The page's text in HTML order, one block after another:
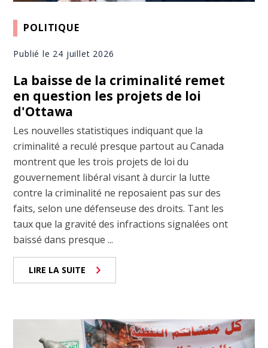
POLITIQUE
Publié le 24 juillet 2026
La baisse de la criminalité remet
en question les projets de loi
d'Ottawa
Les nouvelles statistiques indiquant que la
criminalité a reculé presque partout au Canada
montrent que les trois projets de loi du
gouvernement libéral visant à durcir la lutte
contre la criminalité ne reposaient pas sur des
faits, selon une défenseuse des droits. Tant les
taux que la gravité des infractions signalées ont
baissé dans presque ...
LIRE LA SUITE